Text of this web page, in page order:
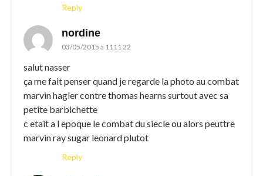
Reply
nordine
03/05/2015 à 1111 22
salut nasser
ça me fait penser quand je regarde la photo au combat
marvin hagler contre thomas hearns surtout avec sa
petite barbichette
c etait a l epoque le combat du siecle ou alors peuttre
marvin ray sugar leonard plutot
Reply